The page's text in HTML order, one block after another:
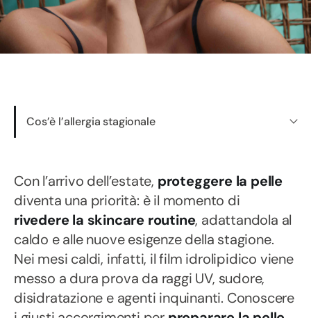
Cos’è l’allergia stagionale
Con l’arrivo dell’estate, proteggere la pelle
diventa una priorità: è il momento di
rivedere la skincare routine, adattandola al
caldo e alle nuove esigenze della stagione.
Nei mesi caldi, infatti, il film idrolipidico viene
messo a dura prova da raggi UV, sudore,
disidratazione e agenti inquinanti. Conoscere